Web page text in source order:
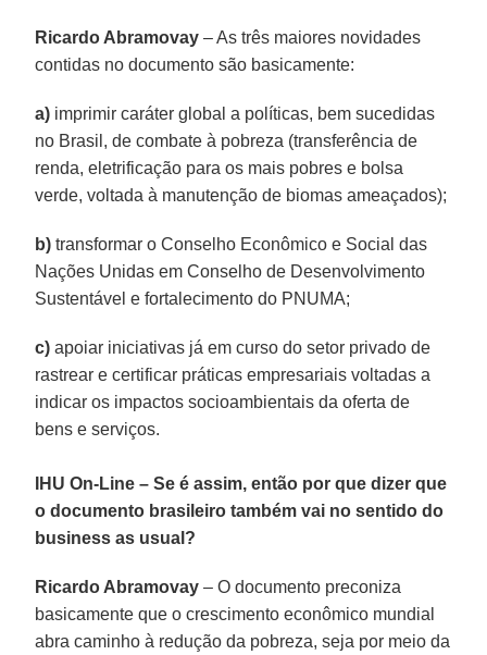
Ricardo Abramovay – As três maiores novidades
contidas no documento são basicamente:
a) imprimir caráter global a políticas, bem sucedidas
no Brasil, de combate à pobreza (transferência de
renda, eletrificação para os mais pobres e bolsa
verde, voltada à manutenção de biomas ameaçados);
b) transformar o Conselho Econômico e Social das
Nações Unidas em Conselho de Desenvolvimento
Sustentável e fortalecimento do PNUMA;
c) apoiar iniciativas já em curso do setor privado de
rastrear e certificar práticas empresariais voltadas a
indicar os impactos socioambientais da oferta de
bens e serviços.
IHU On-Line – Se é assim, então por que dizer que
o documento brasileiro também vai no sentido do
business as usual?
Ricardo Abramovay– O documento preconiza
basicamente que o crescimento econômico mundial
abra caminho à redução da pobreza, seja por meio da